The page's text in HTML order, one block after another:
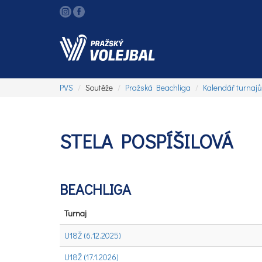
PVS Soutěže Pražská Beachliga Kalendář turnajů
STELA POSPÍŠILOVÁ
BEACHLIGA
Turnaj
U18Ž (6.12.2025)
U18Ž (17.1.2026)